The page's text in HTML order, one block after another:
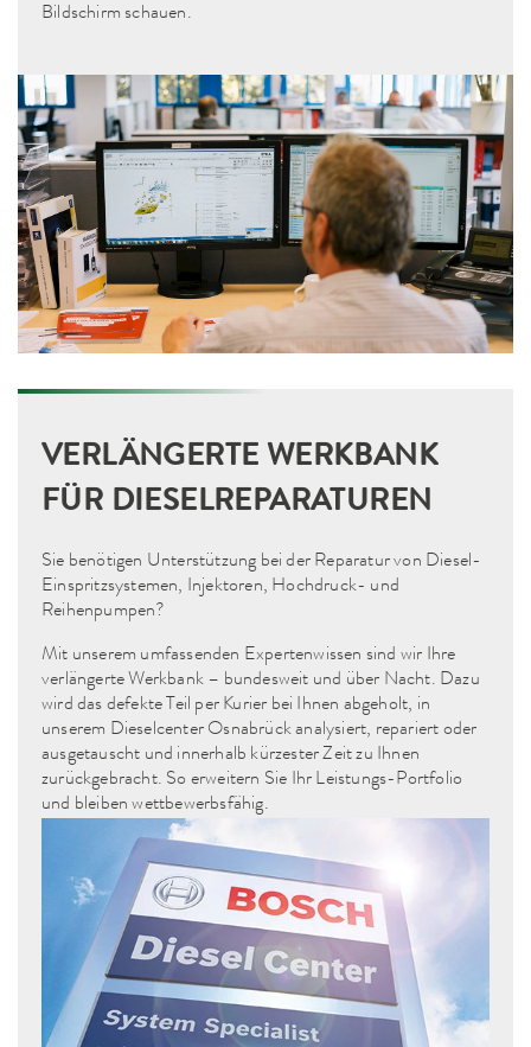
Bildschirm schauen.
VERLÄNGERTE WERKBANK
FÜR DIESELREPARATUREN
Sie benötigen Unterstützung bei der Reparatur von Diesel-
Einspritzsystemen, Injektoren, Hochdruck- und
Reihenpumpen?
Mit unserem umfassenden Expertenwissen sind wir Ihre
verlängerte Werkbank – bundesweit und über Nacht. Dazu
wird das defekte Teil per Kurier bei Ihnen abgeholt, in
unserem Dieselcenter Osnabrück analysiert, repariert oder
ausgetauscht und innerhalb kürzester Zeit zu Ihnen
zurückgebracht. So erweitern Sie Ihr Leistungs-Portfolio
und bleiben wettbewerbsfähig.